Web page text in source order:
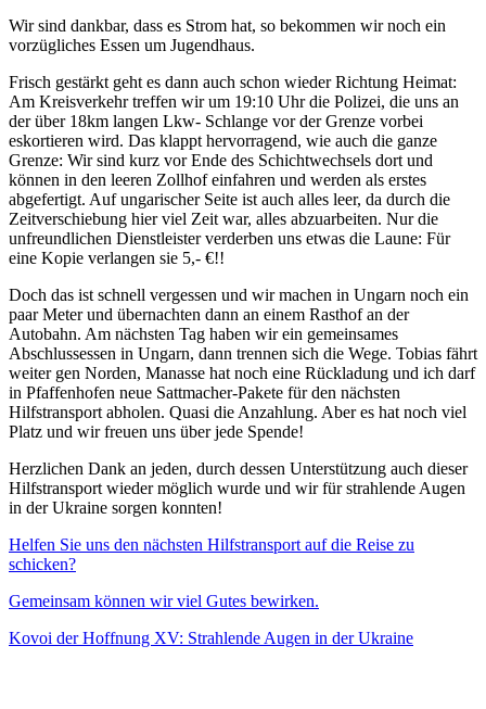
Wir sind dankbar, dass es Strom hat, so bekommen wir noch ein
vorzügliches Essen um Jugendhaus.
Frisch gestärkt geht es dann auch schon wieder Richtung Heimat:
Am Kreisverkehr treffen wir um 19:10 Uhr die Polizei, die uns an
der über 18km langen Lkw- Schlange vor der Grenze vorbei
eskortieren wird. Das klappt hervorragend, wie auch die ganze
Grenze: Wir sind kurz vor Ende des Schichtwechsels dort und
können in den leeren Zollhof einfahren und werden als erstes
abgefertigt. Auf ungarischer Seite ist auch alles leer, da durch die
Zeitverschiebung hier viel Zeit war, alles abzuarbeiten. Nur die
unfreundlichen Dienstleister verderben uns etwas die Laune: Für
eine Kopie verlangen sie 5,- €!!
Doch das ist schnell vergessen und wir machen in Ungarn noch ein
paar Meter und übernachten dann an einem Rasthof an der
Autobahn. Am nächsten Tag haben wir ein gemeinsames
Abschlussessen in Ungarn, dann trennen sich die Wege. Tobias fährt
weiter gen Norden, Manasse hat noch eine Rückladung und ich darf
in Pfaffenhofen neue Sattmacher-Pakete für den nächsten
Hilfstransport abholen. Quasi die Anzahlung. Aber es hat noch viel
Platz und wir freuen uns über jede Spende!
Herzlichen Dank an jeden, durch dessen Unterstützung auch dieser
Hilfstransport wieder möglich wurde und wir für strahlende Augen
in der Ukraine sorgen konnten!
Helfen Sie uns den nächsten Hilfstransport auf die Reise zu
schicken?
Gemeinsam können wir viel Gutes bewirken.
Kovoi der Hoffnung XV: Strahlende Augen in der Ukraine